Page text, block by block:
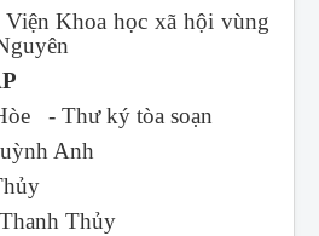
Khoa học xã hội vùng
- Thư ký tòa soạn
Anh
Thủy